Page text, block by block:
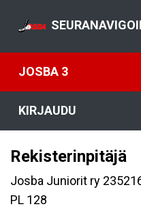
JOSBA 3
KIRJAUDU
Rekisterinpitäjä
Josba Juniorit ry
PL 128